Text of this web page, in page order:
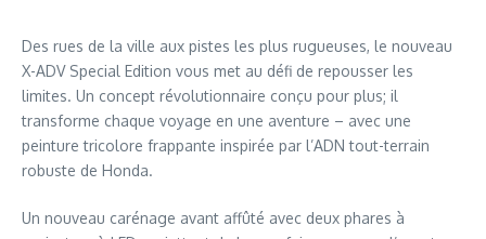
Des rues de la ville aux pistes les plus rugueuses, le nouveau
X-ADV Special Edition vous met au défi de repousser les
limites. Un concept révolutionnaire conçu pour plus; il
transforme chaque voyage en une aventure – avec une
peinture tricolore frappante inspirée par l’ADN tout-terrain
robuste de Honda.
Un nouveau carénage avant affûté avec deux phares à